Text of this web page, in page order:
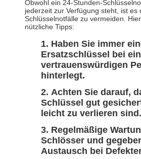
Obwohl ein 24-Stunden-
jederzeit zur Verfügung steht, ist es
Schlüsselnotfälle zu vermeiden.
nützliche Tipps:
Haben Sie immer
Ersatzschlüssel bei
vertrauenswürdigen
hinterlegt.
Achten Sie darauf,
Schlüssel gut
leicht zu verlieren sind.
Regelmäßige
Schlösser und
Austausch bei